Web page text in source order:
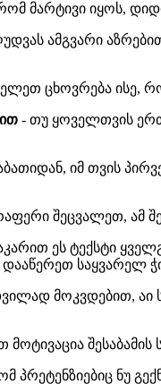
მარტივი იყოს,
ამგვარი
ცხოვრება ისე,
- თუ ყოველთვის
იმ თვის
შეცვალეთ, ამ
ეს ტექსტი
საყვარელ
მოკვდებით, აი
ნუ